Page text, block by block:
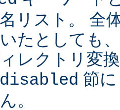
リスト。 全
たとしても
レクトリ変
disabled 節
。